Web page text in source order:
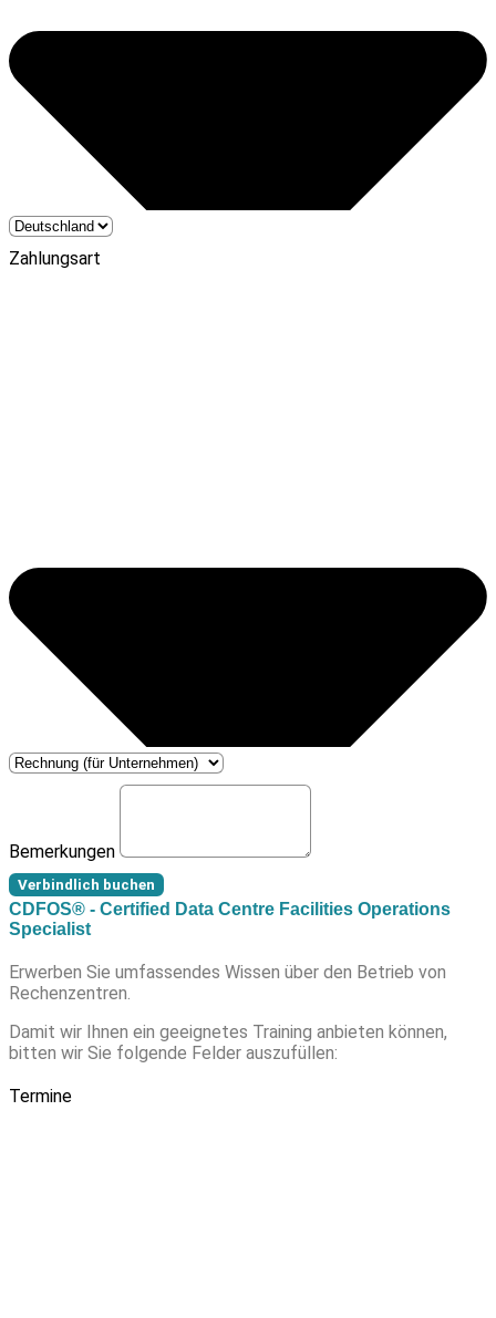
Zahlungsart
Bemerkungen
Verbindlich buchen
CDFOS® - Certified Data Centre Facilities Operations
Specialist
Erwerben Sie umfassendes Wissen über den Betrieb von
Rechenzentren.
Damit wir Ihnen ein geeignetes Training anbieten können,
bitten wir Sie folgende Felder auszufüllen:
Termine